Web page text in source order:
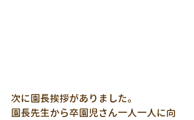
次に園長挨拶がありました。
園長先生から卒園児さん一人一人に向